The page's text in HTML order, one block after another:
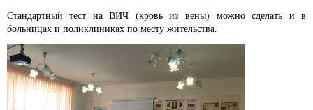
Стандартный тест на ВИЧ (кровь из вены) можно сделать и в
больницах и поликлиниках по месту жительства.